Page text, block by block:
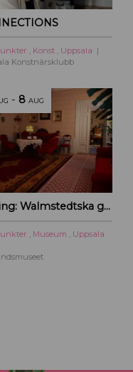
, Konst , Uppsala
Konstnärsklubb
- 8 AUG
Visning: Walmstedtska gården
, Museum , Uppsala